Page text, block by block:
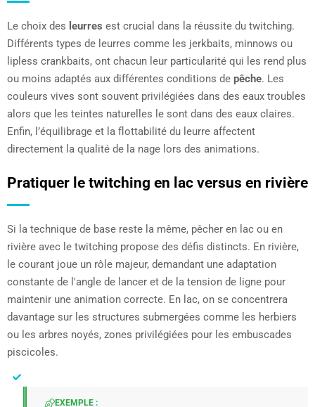
Le choix des leurres est crucial dans la réussite du twitching.
Différents types de leurres comme les jerkbaits, minnows ou
lipless crankbaits, ont chacun leur particularité qui les rend plus
ou moins adaptés aux différentes conditions de pêche. Les
couleurs vives sont souvent privilégiées dans des eaux troubles
alors que les teintes naturelles le sont dans des eaux claires.
Enfin, l’équilibrage et la flottabilité du leurre affectent
directement la qualité de la nage lors des animations.
Pratiquer le twitching en lac versus en rivière
Si la technique de base reste la même, pêcher en lac ou en
rivière avec le twitching propose des défis distincts. En rivière,
le courant joue un rôle majeur, demandant une adaptation
constante de l'angle de lancer et de la tension de ligne pour
maintenir une animation correcte. En lac, on se concentrera
davantage sur les structures submergées comme les herbiers
ou les arbres noyés, zones privilégiées pour les embuscades
piscicoles.
EXEMPLE :